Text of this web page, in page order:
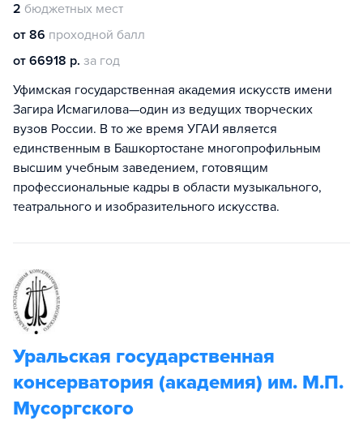
2 бюджетных мест
от 86 проходной балл
от 66918 р. за год
Уфимская государственная академия искусств имени
Загира Исмагилова—один из ведущих творческих
вузов России. В то же время УГАИ является
единственным в Башкортостане многопрофильным
высшим учебным заведением, готовящим
профессиональные кадры в области музыкального,
театрального и изобразительного искусства.
Уральская государственная
консерватория (академия) им. М.П.
Мусоргского